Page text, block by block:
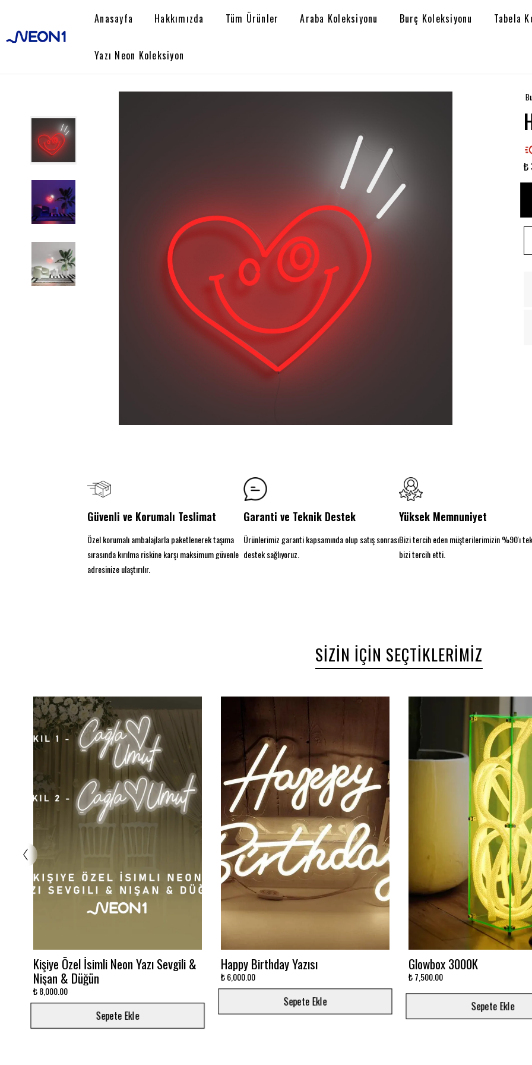
Anasayfa Hakkımızda Tüm Ürünler Araba Koleksiyonu Burç Koleksiyonu Tabela
Yazı Neon Koleksiyon
₺
Güvenli ve Korumalı Teslimat
Özel korumalı ambalajlarla paketlenerek taşıma
sırasında kırılma riskine karşı maksimum güvenle
adresinize ulaştırılır.
Garanti ve Teknik Destek
Ürünlerimiz garanti kapsamında olup satış sonrası
destek sağlıyoruz.
Yüksek Memnuniyet
Bizi tercih eden müşterilerimizin %90'ı
bizi tercih etti.
SIZIN İÇIN SEÇTIKLERIMIZ
Glowbox 3000K
₺ 7,500.00
Sepete Ekle
Dalgalı Mavi Sonsuzluk Aynası
₺ 12,000.00
Sepete Ekle
Ay'da Yatan Astronot
Baskılı
₺ 5,500.00